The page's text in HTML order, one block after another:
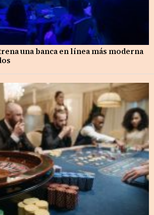
una banca en línea más moderna